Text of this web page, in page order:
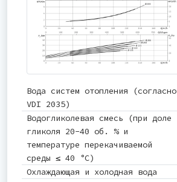
Вода систем отопления (согласно
VDI 2035)
Водогликолевая смесь (при доле
гликоля 20-40 об. % и
температуре перекачиваемой
среды ≤ 40 °C)
Охлаждающая и холодная вода